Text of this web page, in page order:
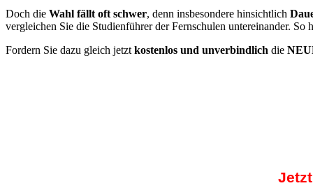
Doch die Wahl fällt oft schwer, denn insbesondere hinsichtlich
vergleichen Sie die Studienführer der Fernschulen untereinander.
Fordern Sie dazu gleich jetzt kostenlos und unverbindlich die